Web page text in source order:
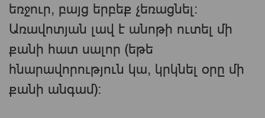
եռջուր, բայց երբեք չեռացնել։
Առավոտյան լավ է անոթի ուտել մի
քանի հատ սալոր (եթե
հնարավորություն կա, կրկնել օրը մի
քանի անգամ)։